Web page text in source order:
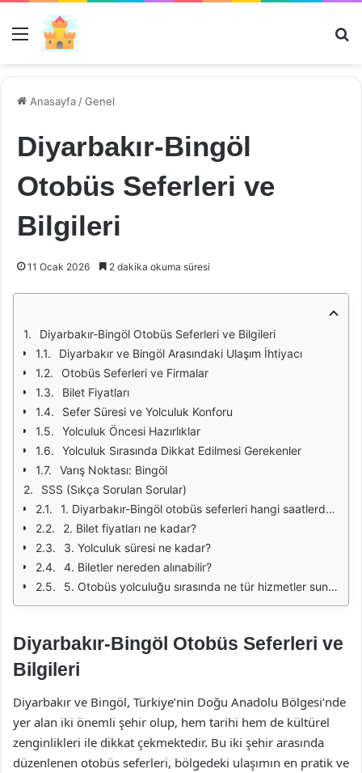
Menü
Anasayfa /Genel
Diyarbakır-Bingöl
Otobüs Seferleri ve
Bilgileri
11 Ocak 2026 2 dakika okuma süresi
Diyarbakır-Bingöl Otobüs Seferleri ve Bilgileri
Diyarbakır ve Bingöl Arasındaki Ulaşım İhtiyacı
Otobüs Seferleri ve Firmalar
Bilet Fiyatları
Sefer Süresi ve Yolculuk Konforu
Yolculuk Öncesi Hazırlıklar
Yolculuk Sırasında Dikkat Edilmesi Gerekenler
Varış Noktası: Bingöl
SSS (Sıkça Sorulan Sorular)
1. Diyarbakır-Bingöl otobüs seferleri hangi saatlerde düzenleniyor?
2. Bilet fiyatları ne kadar?
3. Yolculuk süresi ne kadar?
4. Biletler nereden alınabilir?
5. Otobüs yolculuğu sırasında ne tür hizmetler sunuluyor?
Diyarbakır-Bingöl Otobüs Seferleri ve
Bilgileri
Diyarbakır ve Bingöl, Türkiye’nin Doğu Anadolu Bölgesi’nde
yer alan iki önemli şehir olup, hem tarihi hem de kültürel
zenginlikleri ile dikkat çekmektedir. Bu iki şehir arasında
düzenlenen otobüs seferleri, bölgedeki ulaşımın en pratik ve